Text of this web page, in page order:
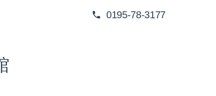
0195-78-3177